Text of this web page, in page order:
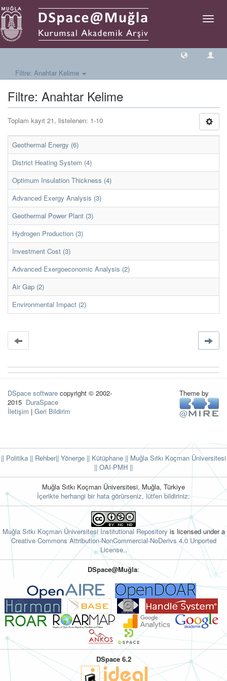
Geçiş
Filtre: Anahtar Kelime
Filtre: Anahtar Kelime
Toplam kayıt 21, listelenen: 1-10
Geothermal Energy (6)
District Heating System (4)
Optimum Insulation Thickness (4)
Advanced Exergy Analysis (3)
Geothermal Power Plant (3)
Hydrogen Production (3)
Investment Cost (3)
Advanced Exergoeconomic Analysis (2)
Air Gap (2)
Environmental Impact (2)
DSpace software copyright © 2002-
2015 DuraSpace
İletişim | Geri Bildirim
Theme by
|| Politika || Rehber|| Yönerge || Kütüphane || Muğla Sıtkı Koçman Üniversitesi
|| OAI-PMH ||
Muğla Sıtkı Koçman Üniversitesi, Muğla, Türkiye
İçerikte herhangi bir hata görürseniz, lütfen bildiriniz:
Muğla Sıtkı Koçman Üniversitesi Institutional Repository is licensed under a
Creative Commons Attribution-NonCommercial-NoDerivs 4.0 Unported
License..
DSpace@Muğla:
DSpace 6.2